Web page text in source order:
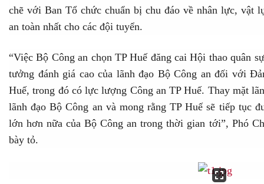
chẽ với Ban Tổ chức chuẩn bị chu đáo về nhân lực, vật
an toàn nhất cho các đội tuyển.
“Việc Bộ Công an chọn TP Huế đăng cai Hội thao quân
tưởng đánh giá cao của lãnh đạo Bộ Công an đối với
Huế, trong đó có lực lượng Công an TP Huế. Thay mặt
lãnh đạo Bộ Công an và mong rằng TP Huế sẽ tiếp tục
lớn hơn nữa của Bộ Công an trong thời gian tới”, Phó
bày tỏ.